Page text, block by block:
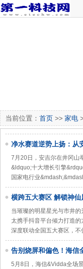
当前位置： 首页 >> 家电
净水赛道逆势上扬：从
7月20日，安吉尔在井冈山
&ldquo;十大增长引擎
国家电行业
横跨五大赛区 解锁神
当璀璨的明星星光与市井
太携手抖音平台倾力打造
深度联动全国五大赛区，
告别烧屏和偏色！海
5月8日，海信&Vidda全场